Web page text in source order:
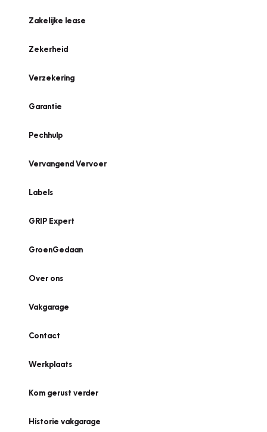
Zakelijke lease
Zekerheid
Verzekering
Garantie
Pechhulp
Vervangend Vervoer
Labels
GRIP Expert
GroenGedaan
Over ons
Vakgarage
Contact
Werkplaats
Kom gerust verder
Historie vakgarage